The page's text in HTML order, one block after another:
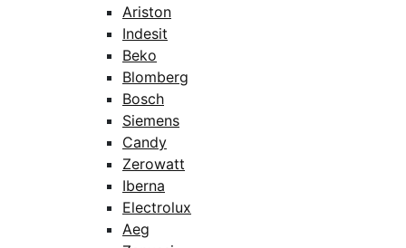
Ariston
Indesit
Beko
Blomberg
Bosch
Siemens
Candy
Zerowatt
Iberna
Electrolux
Aeg